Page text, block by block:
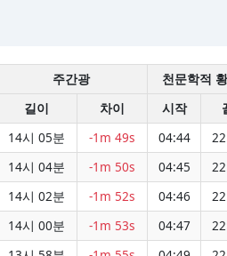
주간광 천문학적
길이 차이 시작
14시 05분 -1m 49s 04:44
14시 04분 -1m 50s 04:45
14시 02분 -1m 52s 04:46
14시 00분 -1m 53s 04:47